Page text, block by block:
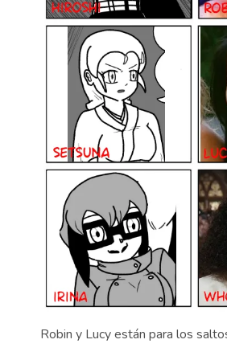
Robin y Lucy están para los